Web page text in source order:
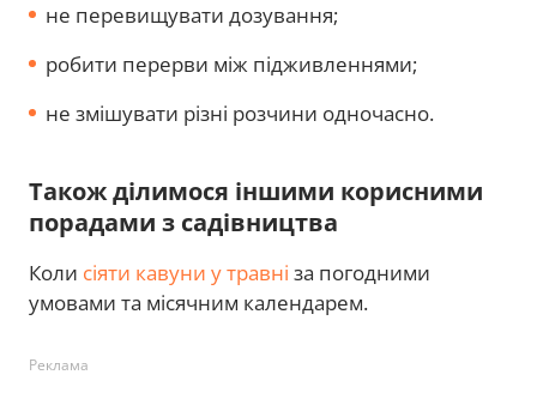
не перевищувати дозування;
робити перерви між підживленнями;
не змішувати різні розчини одночасно.
Також ділимося іншими корисними
порадами з садівництва
Коли сіяти кавуни у травні за погодними
умовами та місячним календарем.
Реклама